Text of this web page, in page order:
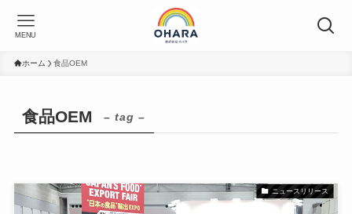
MENU
ホーム 食品OEM
食品OEM – tag –
ニュースリリース